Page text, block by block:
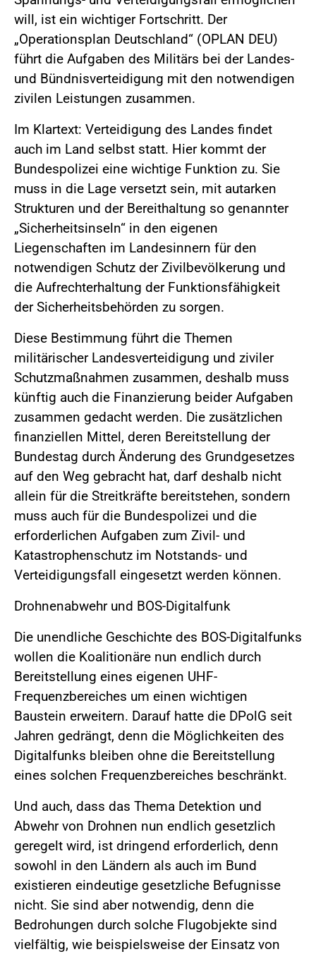
will, ist ein wichtiger Fortschritt. Der
„Operationsplan Deutschland“ (OPLAN DEU)
führt die Aufgaben des Militärs bei der Landes-
und Bündnisverteidigung mit den notwendigen
zivilen Leistungen zusammen.
Im Klartext: Verteidigung des Landes findet
auch im Land selbst statt. Hier kommt der
Bundespolizei eine wichtige Funktion zu. Sie
muss in die Lage versetzt sein, mit autarken
Strukturen und der Bereithaltung so genannter
„Sicherheitsinseln“ in den eigenen
Liegenschaften im Landesinnern für den
notwendigen Schutz der Zivilbevölkerung und
die Aufrechterhaltung der Funktionsfähigkeit
der Sicherheitsbehörden zu sorgen.
Diese Bestimmung führt die Themen
militärischer Landesverteidigung und ziviler
Schutzmaßnahmen zusammen, deshalb muss
künftig auch die Finanzierung beider Aufgaben
zusammen gedacht werden. Die zusätzlichen
finanziellen Mittel, deren Bereitstellung der
Bundestag durch Änderung des Grundgesetzes
auf den Weg gebracht hat, darf deshalb nicht
allein für die Streitkräfte bereitstehen, sondern
muss auch für die Bundespolizei und die
erforderlichen Aufgaben zum Zivil- und
Katastrophenschutz im Notstands- und
Verteidigungsfall eingesetzt werden können.
Drohnenabwehr und BOS-Digitalfunk
Die unendliche Geschichte des BOS-Digitalfunks
wollen die Koalitionäre nun endlich durch
Bereitstellung eines eigenen UHF-
Frequenzbereiches um einen wichtigen
Baustein erweitern. Darauf hatte die DPolG seit
Jahren gedrängt, denn die Möglichkeiten des
Digitalfunks bleiben ohne die Bereitstellung
eines solchen Frequenzbereiches beschränkt.
Und auch, dass das Thema Detektion und
Abwehr von Drohnen nun endlich gesetzlich
geregelt wird, ist dringend erforderlich, denn
sowohl in den Ländern als auch im Bund
existieren eindeutige gesetzliche Befugnisse
nicht. Sie sind aber notwendig, denn die
Bedrohungen durch solche Flugobjekte sind
vielfältig, wie beispielsweise der Einsatz von